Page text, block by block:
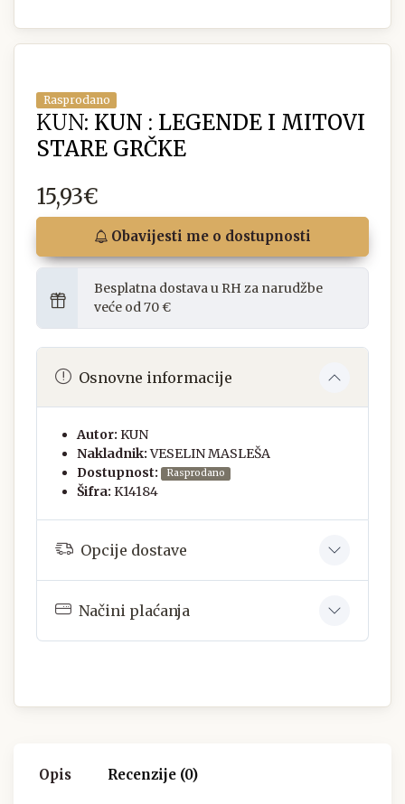
Rasprodano
KUN: KUN : LEGENDE I MITOVI
STARE GRČKE
15,93€
Obavijesti me o dostupnosti
Besplatna dostava u RH za narudžbe
veće od 70 €
Osnovne informacije
Autor: KUN
Nakladnik: VESELIN MASLEŠA
Dostupnost:
Rasprodano
Šifra: K14184
Opcije dostave
Načini plaćanja
Opis Recenzije (0)